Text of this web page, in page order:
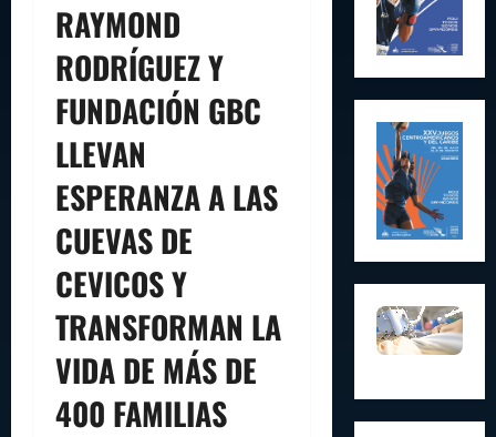
RAYMOND
RODRÍGUEZ Y
FUNDACIÓN GBC
LLEVAN
ESPERANZA A LAS
CUEVAS DE
CEVICOS Y
TRANSFORMAN LA
VIDA DE MÁS DE
400 FAMILIAS